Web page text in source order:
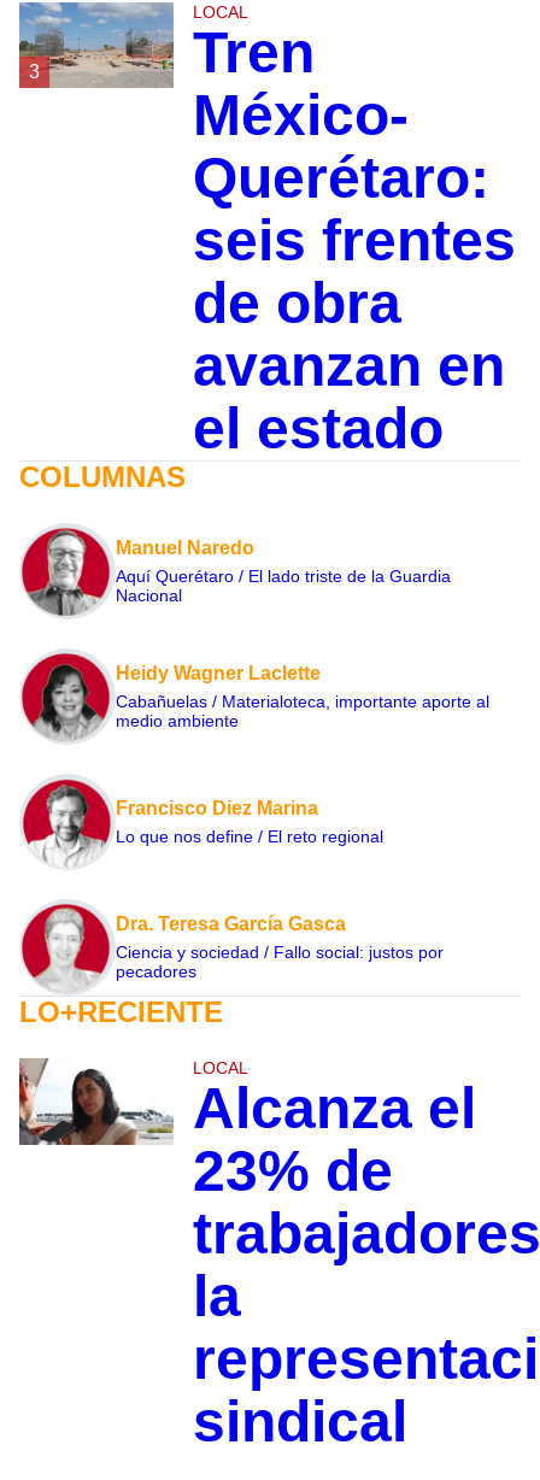
3
LOCAL
Tren
México-
Querétaro:
seis frentes
de obra
avanzan en
el estado
COLUMNAS
Manuel Naredo
Aquí Querétaro / El lado triste de la Guardia
Nacional
Heidy Wagner Laclette
Cabañuelas / Materialoteca, importante aporte al
medio ambiente
Francisco Diez Marina
Lo que nos define / El reto regional
Dra. Teresa García Gasca
Ciencia y sociedad / Fallo social: justos por
pecadores
LO+RECIENTE
LOCAL
Alcanza el
23% de
trabajadores
la
sindical